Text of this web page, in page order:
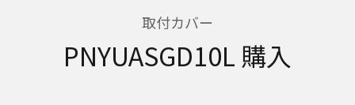
取付カバー
PNYUASGD10L 購入